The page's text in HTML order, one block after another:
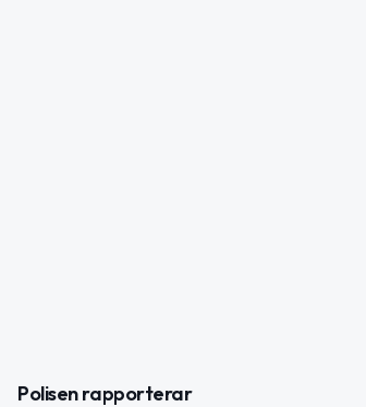
Polisen rapporterar